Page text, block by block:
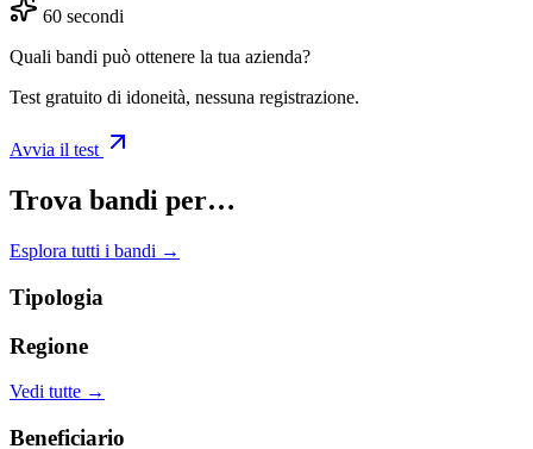
60 secondi
Quali bandi può ottenere la tua azienda?
Test gratuito di idoneità, nessuna registrazione.
Avvia il test
Trova bandi per…
Esplora tutti i bandi →
Tipologia
Regione
Vedi tutte →
Beneficiario